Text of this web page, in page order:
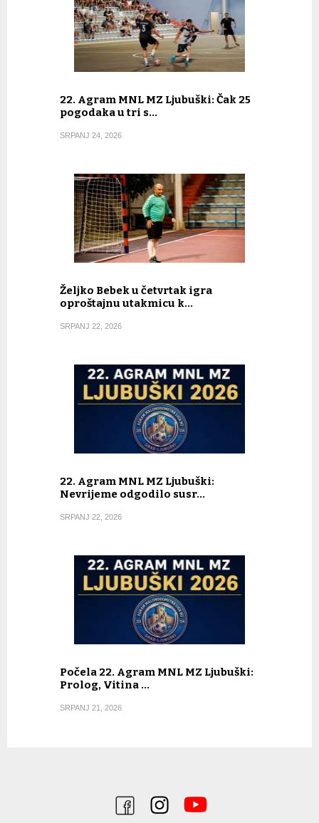
22. Agram MNL MZ Ljubuški: Čak 25
pogodaka u tri s…
SRPANJ 24, 2026
Željko Bebek u četvrtak igra
oproštajnu utakmicu k…
SRPANJ 22, 2026
22. Agram MNL MZ Ljubuški:
Nevrijeme odgodilo susr…
SRPANJ 22, 2026
Počela 22. Agram MNL MZ Ljubuški:
Prolog, Vitina …
SRPANJ 21, 2026